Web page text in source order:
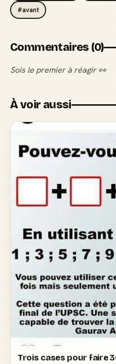
#avant
Commentaires (0)
Sois le premier à réagir 👀
À voir aussi
Trois cases pour faire